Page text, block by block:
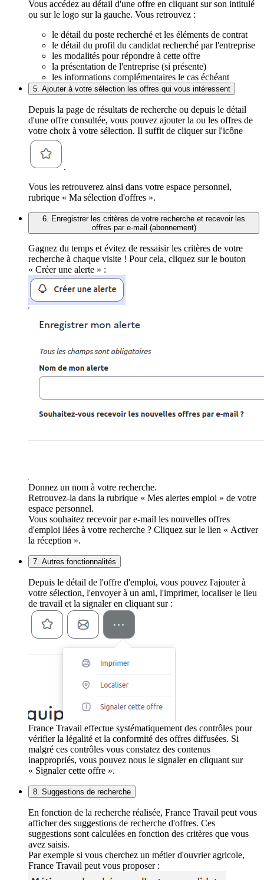
Vous accédez au détail d'une offre en cliquant sur son intitulé
ou sur le logo sur la gauche. Vous retrouvez :
le détail du poste recherché et les éléments de contrat
le détail du profil du candidat recherché par l'entreprise
les modalités pour répondre à cette offre
la présentation de l'entreprise (si présente)
les informations complémentaires le cas échéant
5. Ajouter à votre sélection les offres qui vous intéressent
Depuis la page de résultats de recherche ou depuis le détail
d'une offre consultée, vous pouvez ajouter la ou les offres de
votre choix à votre sélection. Il suffit de cliquer sur l'icône
.
Vous les retrouverez ainsi dans votre espace personnel,
rubrique « Ma sélection d'offres ».
6. Enregistrer les critères de votre recherche et recevoir les
offres par e-mail (abonnement)
Gagnez du temps et évitez de ressaisir les critères de votre
recherche à chaque visite ! Pour cela, cliquez sur le bouton
« Créer une alerte » :
Donnez un nom à votre recherche.
Retrouvez-la dans la rubrique « Mes alertes emploi » de votre
espace personnel.
Vous souhaitez recevoir par e-mail les nouvelles offres
d'emploi liées à votre recherche ? Cliquez sur le lien « Activer
la réception ».
7. Autres fonctionnalités
Depuis le détail de l'offre d'emploi, vous pouvez l'ajouter à
votre sélection, l'envoyer à un ami, l'imprimer, localiser le lieu
de travail et la signaler en cliquant sur :
France Travail effectue systématiquement des contrôles pour
vérifier la légalité et la conformité des offres diffusées. Si
malgré ces contrôles vous constatez des contenus
inappropriés, vous pouvez nous le signaler en cliquant sur
« Signaler cette offre ».
8. Suggestions de recherche
En fonction de la recherche réalisée, France Travail peut vous
afficher des suggestions de recherche d'offres. Ces
suggestions sont calculées en fonction des critères que vous
avez saisis.
Par exemple si vous cherchez un métier d'ouvrier agricole,
France Travail peut vous proposer :